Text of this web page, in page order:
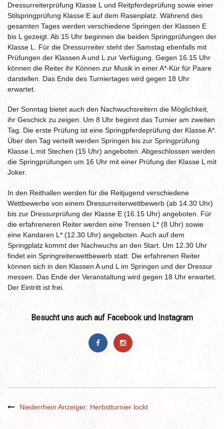
Dressurreiterprüfung Klasse L und Reitpferdeprüfung sowie einer
Stilspringprüfung Klasse E auf dem Rasenplatz. Während des
gesamten Tages werden verschiedene Springen der Klassen E
bis L gezeigt. Ab 15 Uhr beginnen die beiden Springprüfungen der
Klasse L. Für die Dressurreiter steht der Samstag ebenfalls mit
Prüfungen der Klassen A und L zur Verfügung. Gegen 16.15 Uhr
können die Reiter ihr Können zur Musik in einer A*-Kür für Paare
darstellen. Das Ende des Turniertages wird gegen 18 Uhr
erwartet.
Der Sonntag bietet auch den Nachwuchsreitern die Möglichkeit,
ihr Geschick zu zeigen. Um 8 Uhr beginnt das Turnier am zweiten
Tag. Die erste Prüfung ist eine Springpferdeprüfung der Klasse A*.
Über den Tag verteilt werden Springen bis zur Springprüfung
Klasse L mit Stechen (15 Uhr) angeboten. Abgeschlossen werden
die Springprüfungen um 16 Uhr mit einer Prüfung der Klasse L mit
Joker.
In den Reithallen werden für die Reitjugend verschiedene
Wettbewerbe von einem Dressurreiterwettbewerb (ab 14.30 Uhr)
bis zur Dressurprüfung der Klasse E (16.15 Uhr) angeboten. Für
die erfahreneren Reiter werden eine Trensen L* (8 Uhr) sowie
eine Kandaren L* (12.30 Uhr) angeboten. Auch auf dem
Springplatz kommt der Nachwuchs an den Start. Um 12.30 Uhr
findet ein Springreiterwettbewerb statt. Die erfahrenen Reiter
können sich in den Klassen A und L im Springen und der Dressur
messen. Das Ende der Veranstaltung wird gegen 18 Uhr erwartet.
Der Eintritt ist frei.
Besucht uns auch auf Facebook und Instagram
Niederrhein Anzeiger: Herbstturnier lockt